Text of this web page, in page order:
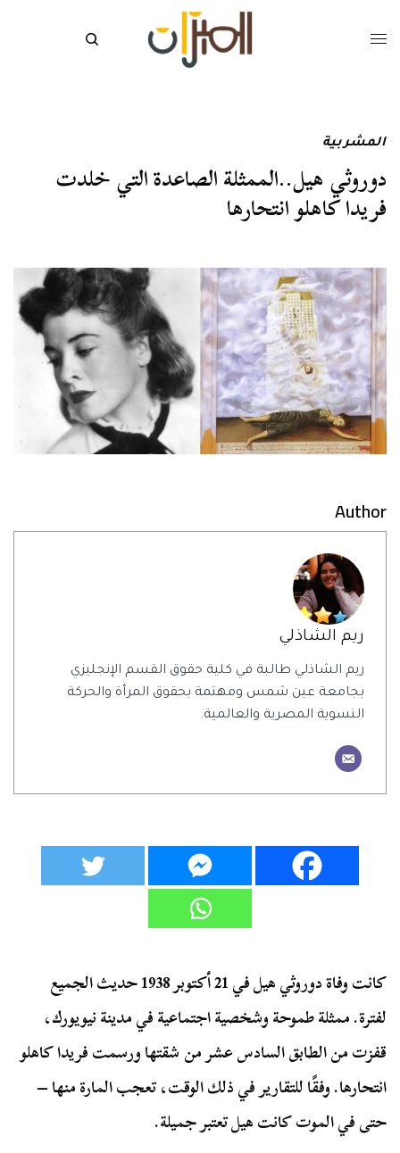
المشربية
دوروثي هيل..الممثلة الصاعدة التي خلدت
فريدا كاهلو انتحارها
Author
ريم الشاذلي
ريم الشاذلي طالبة في كلية حقوق القسم الإنجليزي
بجامعة عين شمس ومهتمة بحقوق المرأة والحركة
النسوية المصرية والعالمية.
كانت وفاة دوروثي هيل في 21 أكتوبر 1938 حديث الجميع
لفترة. ممثلة طموحة وشخصية اجتماعية في مدينة نيويورك،
قفزت من الطابق السادس عشر من شقتها ورسمت فريدا كاهلو
انتحارها. وفقًا للتقارير في ذلك الوقت، تعجب المارة منها –
حتى في الموت كانت هيل تعتبر جميلة.